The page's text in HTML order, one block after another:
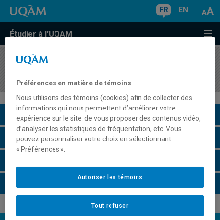
FR EN
Étudier à l'UQAM
COURS//
Description du cours
Horaire - Été 2026
Préférences en matière de témoins
Nous utilisons des témoins (cookies) afin de collecter des
informations qui nous permettent d’améliorer votre
expérience sur le site, de vous proposer des contenus vidéo,
d’analyser les statistiques de fréquentation, etc. Vous
pouvez personnaliser votre choix en sélectionnant
« Préférences ».
Tout refuser
Autoriser les témoins